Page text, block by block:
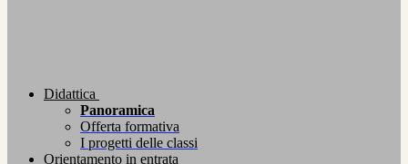
Didattica
Panoramica
Offerta formativa
I progetti delle classi
Orientamento in entrata